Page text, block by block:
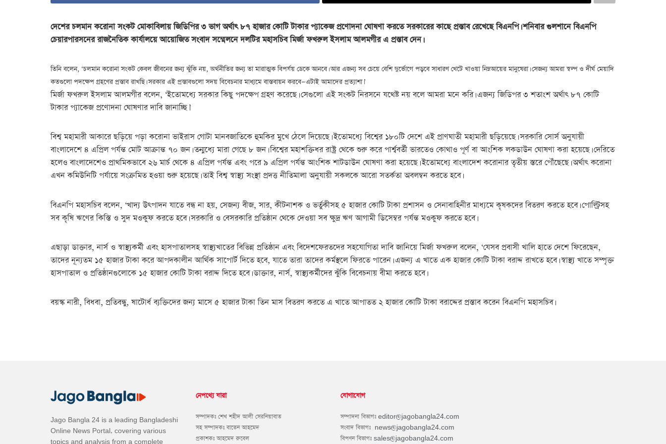
দেশের চলমান করোনা সংকট মোকাবিলায় জিডিপির ৩ ভাগ অর্থাৎ ৮৭ হাজার কোটি টাকার প্যাকেজ প্রণোদনা ঘোষণা করতে সরকারের কাছে প্রস্তাব রেখেছে বিএনপি। শনিবার গুলশানে বিএনপি
চেয়ারপারসনের রাজনৈতিক কার্যালয়ে আয়োজিত সংবাদ সম্মেলনে দলটির মহাসচিব মির্জা ফখরুল ইসলাম আলমগীর এ প্রস্তাব দেন।
তিনি বলেন, ‘চলমান করোনা সংকট কেবল জীবনের জন্য ঝুঁকি নয়, অর্থনীতির জন্য তা মারাত্মক বিপর্যয় ডেকে আনবে। আর এজন্য সব চেয়ে বেশি দুর্ভোগে পড়বে সাধারণ খেটে খাওয়া নিম্নআয়ের মানুষেরা। সেজন্য আমরা স্বল্প ও দীর্ঘ মেয়াদি
কতগুলো পদক্ষেপ গ্রহণের প্রস্তাব রাখছি। সরকার এই প্রস্তাবগুলো সদয় বিবেচনার মাধ্যমে বাস্তবায়ন করবে—এটাই আমাদের প্রত্যাশা।’
মির্জা ফখরুল ইসলাম আলমগীর বলেন, ‘ইতোমধ্যে সরকার কিছু পদক্ষেপ গ্রহণ করেছে। সেগুলো এই সংকট নিরসনে যথেষ্ট নয় বলে আমরা মনে করি। এজন্য জিডিপর ৩ শতাংশ অর্থাৎ ৮৭ কোটি
টাকার প্যাকেজ প্রণোদনা ঘোষণার দাবি জানাচ্ছি।’
বিশ্ব মহামারী আকারে ছড়িয়ে পড়া করোনা ভাইরাস গোটা মানবজাতিকে হুমকির মুখে ঠেলে দিয়েছে। ইতোমধ্যে বিশ্বের ১৮০টি দেশে এই প্রাণঘাতী মহামারী ছড়িয়েছে। সরকারি সোর্স অনুযায়ী
বাংলাদেশে ৪ এপ্রিল পর্যন্ত মোট আক্রান্ত ৭০ জন। তন্মধ্যে মারা গেছে ৮ জন। বিশ্বের মহাশক্তিধর রাষ্ট্র থেকে শুরু করে পার্শ্ববর্তী ভারতেও কোথাও পূর্ণ বা আংশিক লকডাউন ঘোষণা করা হয়েছে। দেরিতে
হলেও বাংলাদেশেও প্রাথমিকভাবে ২৬ মার্চ থেকে ৪ এপ্রিল পর্যন্ত এবং পরে ৯ এপ্রিল পর্যন্ত আংশিক শাটডাউন ঘোষণা করা হয়েছে। ইতোমধ্যে বাংলাদেশ করোনার তৃতীয় স্তরে পৌঁছেছে। অর্থাৎ করোনা
এখন কমিউনিটি পর্যায়ে সংক্রমিত হওয়া শুরু হয়েছে। তাই বিশ্ব স্বাস্থ্য সংস্থা প্রদত্ত নীতিমালা অনুযায়ী সকলকে আরো সতর্কতা অবলম্বন করতে হবে।
বিএনপি মহাসচিব বলেন, ‘খাদ্য উৎপাদন যাতে বন্ধ না হয়, সেজন্য বীজ, সার, কীটনাশক ও ভর্তুকীসহ ৫ হাজার কোটি টাকা প্রশাসন ও সেনাবাহিনীর মাধ্যমে কৃষকদের বিতরণ করতে হবে। পোল্ট্রিসহ
সব কৃষি ঋণের কিস্তি ও সুদ মওকুফ করতে হবে। সরকারি ও বেসরকারি প্রতিষ্ঠান থেকে দেওয়া সব ক্ষুদ্র ঋণ আগামী ডিসেম্বর পর্যন্ত মওকুফ করতে হবে।
এছাড়া ডাক্তার, নার্স ও স্বাস্থ্যকর্মী এবং হাসপাতালসহ স্বাস্থ্যখাতের বিভিন্ন প্রতিষ্ঠান এবং বিদেশফেরতদের সহযোগিতা দাবি জানিয়ে মির্জা ফখরুল বলেন, ‘যেসব প্রবাসী খালি হাতে দেশে ফিরেছেন,
তাদের নূন্যতম ১৫ হাজার টাকা করে আপদকালীন আর্থিক সাপোর্ট দিতে হবে, যাতে তারা তাদের কর্মস্থলে ফিরতে পারেন। এজন্য এ খাতে এক হাজার কোটি টাকা বরাদ্দ রাখতে হবে। স্বাস্থ্য খাতে সম্পৃক্ত
হাসপাতাল ও প্রতিষ্ঠানগুলোকে ১৫ হাজার কোটি টাকা বরাদ্দ দিতে হবে। ডাক্তার, নার্স, স্বাস্থ্যকর্মীদের ঝুঁকি বিবেচনায় বীমা করতে হবে।
বয়স্ক নারী, বিধবা, প্রতিবন্ধু, ষাটোর্ধ ব্যক্তিদের জন্য মাসে ৫ হাজার টাকা তিন মাস বিতরণ করতে এ খাতে আপাতত ২ হাজার কোটি টাকা বরাদ্দের প্রস্তাব করেন বিএনপি মহাসচিব।
Jago Bangla 24 is a leading Bangladeshi
Online News Portal, covering various
topics and analysis from a complete
নেপথ্যে যারা
সম্পাদকঃ শেখ শহীদ আলী সেরনিয়াবাত
সহ সম্পাদকঃ বাতেন আহমেদ
প্রকাশকঃ আহমেদ রুবেল
যোগাযোগ
সম্পাদনা বিভাগঃ editor@jagobangla24.com
সংবাদ বিভাগঃ news@jagobangla24.com
বিপণন বিভাগঃ sales@jagobangla24.com